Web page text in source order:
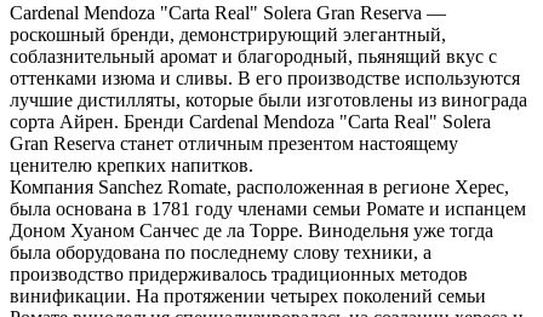
Cardenal Mendoza "Carta Real" Solera Gran Reserva —
роскошный бренди, демонстрирующий элегантный,
соблазнительный аромат и благородный, пьянящий вкус с
оттенками изюма и сливы. В его производстве используются
лучшие дистилляты, которые были изготовлены из винограда
сорта Айрен. Бренди Cardenal Mendoza "Carta Real" Solera
Gran Reserva станет отличным презентом настоящему
ценителю крепких напитков.
Компания Sanchez Romate, расположенная в регионе Херес,
была основана в 1781 году членами семьи Ромате и испанцем
Доном Хуаном Санчес де ла Торре. Винодельня уже тогда
была оборудована по последнему слову техники, а
производство придерживалось традиционных методов
винификации. На протяжении четырех поколений семьи